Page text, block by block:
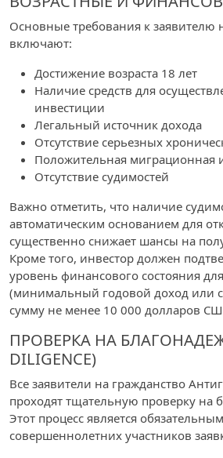
Основные требования к заявителю
включают:
Достижение возраста 18 лет
Наличие средств для
инвестиции
Легальный источник дохода
Отсутствие серьезных
Положительная миграционная
Отсутствие судимостей
Важно отметить, что наличие
автоматическим основанием для
существенно снижает шансы на
Кроме того, инвестор должен
уровень финансового состояния
(минимальный годовой доход или
сумму не менее 10 000 долларов
ПРОВЕРКА НА
DILIGENCE)
Все заявители на гражданство
проходят тщательную проверку на
Этот процесс является
совершеннолетних участников